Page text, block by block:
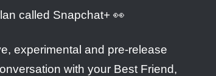
called Snapchat+ 👀
experimental and pre-release
with your Best Friend,